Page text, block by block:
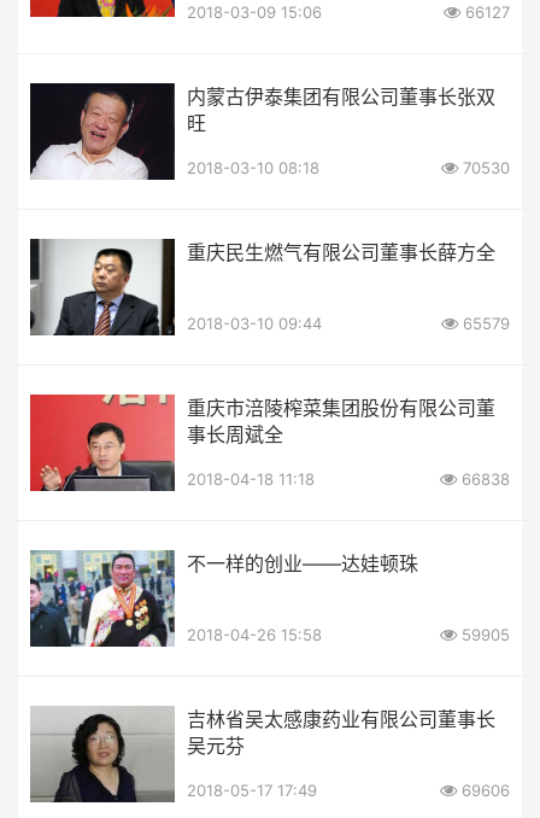
2018-03-09 15:06 66127
内蒙古伊泰集团有限公司董事长张双
旺
2018-03-10 08:18 70530
重庆民生燃气有限公司董事长薛方全
2018-03-10 09:44 65579
重庆市涪陵榨菜集团股份有限公司董
事长周斌全
2018-04-18 11:18 66838
不一样的创业——达娃顿珠
2018-04-26 15:58 59905
吉林省吴太感康药业有限公司董事长
吴元芬
2018-05-17 17:49 69606